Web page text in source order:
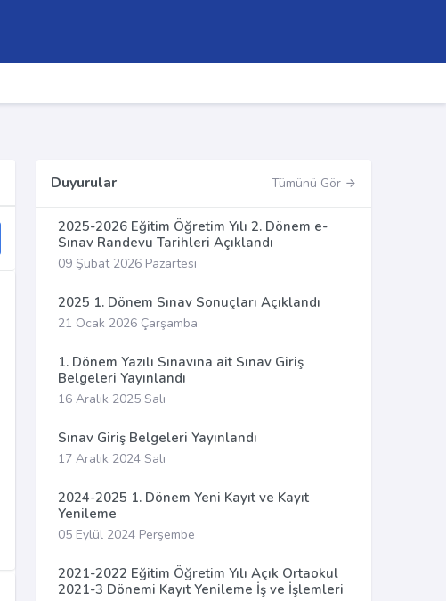
Duyurular Tümünü Gör
2025-2026 Eğitim Öğretim Yılı 2. Dönem e-
Sınav Randevu Tarihleri Açıklandı
09 Şubat 2026 Pazartesi
2025 1. Dönem Sınav Sonuçları Açıklandı
21 Ocak 2026 Çarşamba
1. Dönem Yazılı Sınavına ait Sınav Giriş
Belgeleri Yayınlandı
16 Aralık 2025 Salı
Sınav Giriş Belgeleri Yayınlandı
17 Aralık 2024 Salı
2024-2025 1. Dönem Yeni Kayıt ve Kayıt
Yenileme
05 Eylül 2024 Perşembe
2021-2022 Eğitim Öğretim Yılı Açık Ortaokul
2021-3 Dönemi Kayıt Yenileme İş ve İşlemleri